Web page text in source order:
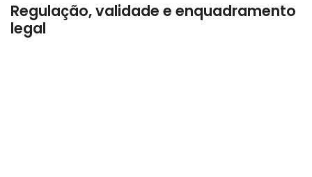
Regulação, validade e enquadramento
legal